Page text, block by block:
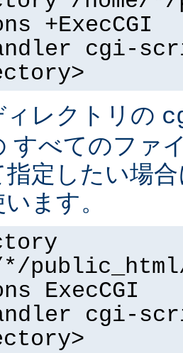
+ExecCGI
cgi-
レクトリの
すべてのファ
指定したい場
ます。
*/
ExecCGI
cgi-